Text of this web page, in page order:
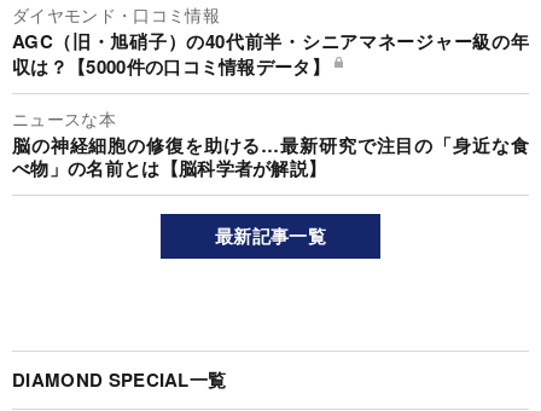
ダイヤモンド・口コミ情報
AGC（旧・旭硝子）の40代前半・シニアマネージャー級の年
収は？【5000件の口コミ情報データ】
ニュースな本
脳の神経細胞の修復を助ける…最新研究で注目の「身近な食
べ物」の名前とは【脳科学者が解説】
最新記事一覧
DIAMOND SPECIAL一覧